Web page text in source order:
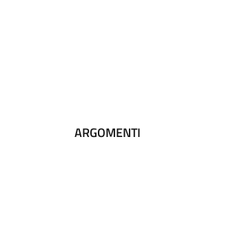
ARGOMENTI